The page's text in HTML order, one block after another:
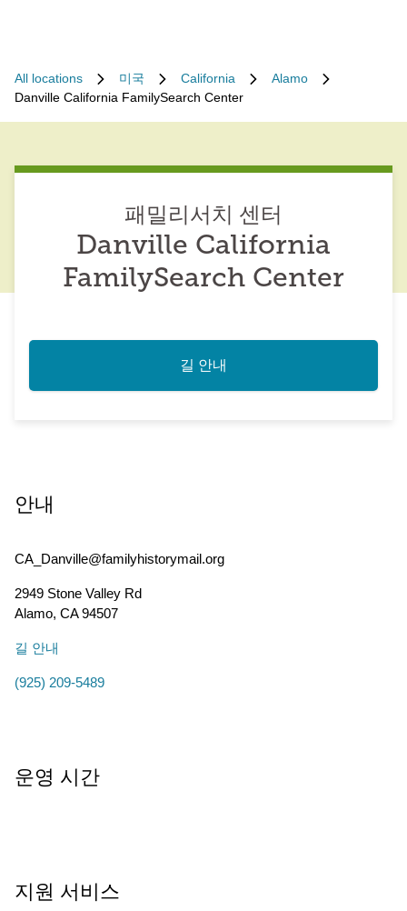
All locations 미국 California
Alamo
Danville California FamilySearch Center
패밀리서치 센터
Danville California
FamilySearch Center
길 안내
안내
CA_Danville@familyhistorymail.org
2949 Stone Valley Rd
Alamo, CA94507
길 안내
(925) 209-5489
운영 시간
지원 서비스